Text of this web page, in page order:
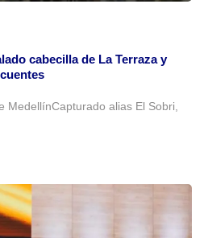
cabecilla de La Terraza y
MedellínCapturado alias El Sobri,